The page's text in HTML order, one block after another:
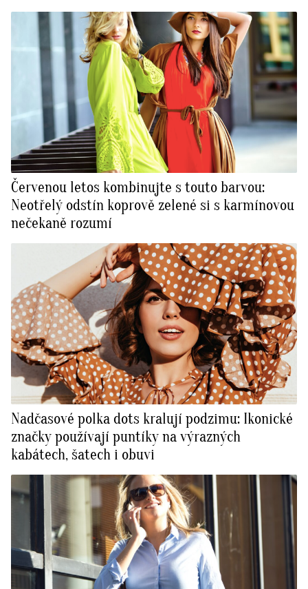
Červenou letos kombinujte s touto barvou:
Neotřelý odstín koprově zelené si s karmínovou
nečekaně rozumí
Nadčasové polka dots kralují podzimu: Ikonické
značky používají puntíky na výrazných
kabátech, šatech i obuvi